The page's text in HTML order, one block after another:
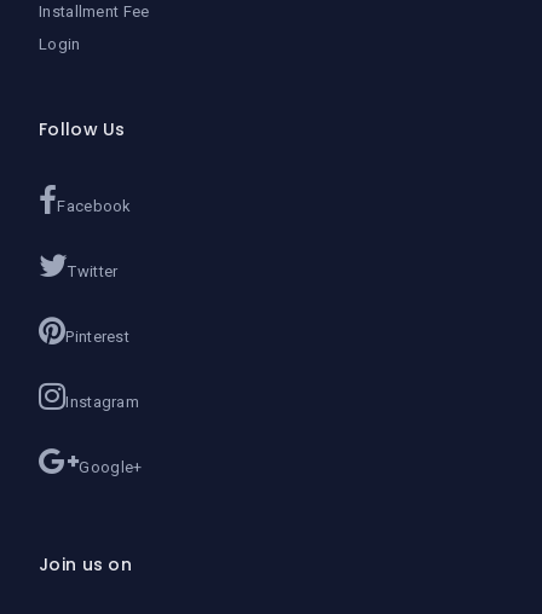
Installment Fee
Login
Follow Us
Facebook
Twitter
Pinterest
Instagram
Google+
Join us on